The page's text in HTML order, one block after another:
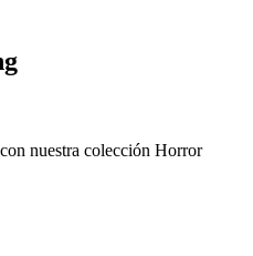
nuestra colección Horror